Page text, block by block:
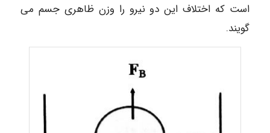
است که اختلاف این دو نیرو را وزن ظاهری جسم می
گویند.